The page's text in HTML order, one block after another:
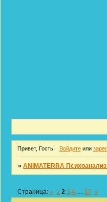
Привет, Гость! Войдитеили
»ANIMATERRA
Страница:« 1 2 3 4 17 »